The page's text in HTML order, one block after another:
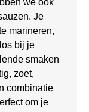
we ook
Je
marineren,
bij je
smaken
zoet,
combinatie
om je